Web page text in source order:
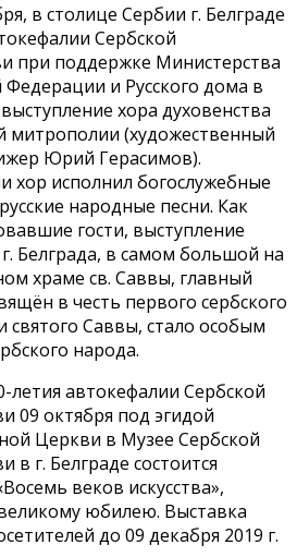
в столице Сербии г. Белграде
Сербской
при поддержке Министерства
Федерации и Русского дома в
хора духовенства
митрополии (художественный
Юрий Герасимов).
хор исполнил богослужебные
народные песни. Как
гости, выступление
Белграда, в самом большой на
храме св. Саввы, главный
в честь первого сербского
святого Саввы, стало особым
народа.
летия автокефалии Сербской
09 октября под эгидой
Церкви в Музее Сербской
г. Белграде состоится
веков искусства»,
юбилею. Выставка
до 09 декабря 2019 г.